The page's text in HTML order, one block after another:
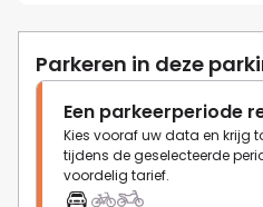
Parkeren in deze
Een parkeerperiode
Kies vooraf uw data en krijg
tijdens de geselecteerde
voordelig tarief.